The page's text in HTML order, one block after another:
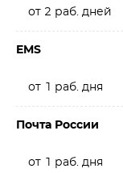
от 2 раб. дней
EMS
от 1 раб. дня
Почта России
от 1 раб. дня